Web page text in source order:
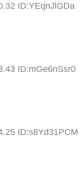
ID:YEqnJlGDa
ID:mGe6nSsr0
ID:s8Yd31PCM